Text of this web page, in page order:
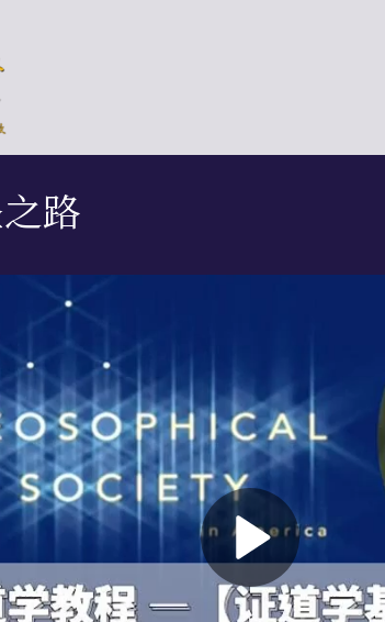
路